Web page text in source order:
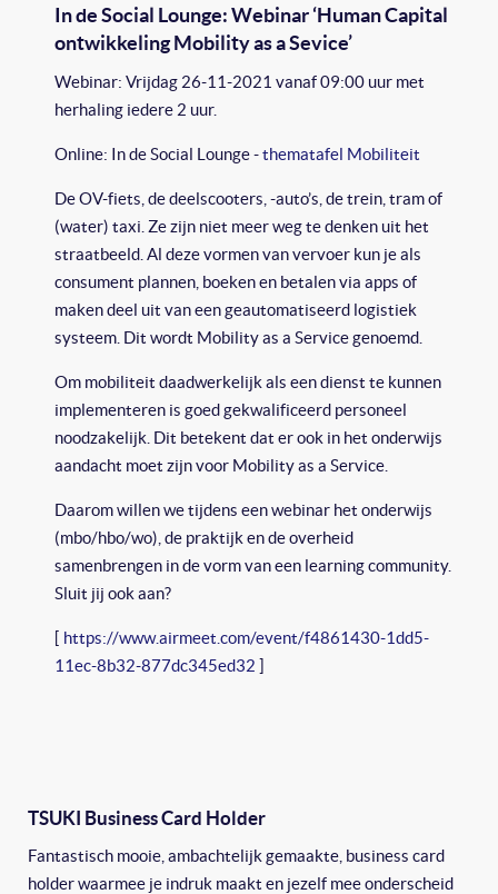
In de Social Lounge: Webinar ‘Human Capital
ontwikkeling Mobility as a Sevice’
Webinar: Vrijdag 26-11-2021 vanaf 09:00 uur met
herhaling iedere 2 uur.
Online: In de Social Lounge -thematafel Mobiliteit
De OV-fiets, de deelscooters, -auto’s, de trein, tram of
(water) taxi. Ze zijn niet meer weg te denken uit het
straatbeeld. Al deze vormen van vervoer kun je als
consument plannen, boeken en betalen via apps of
maken deel uit van een geautomatiseerd logistiek
systeem. Dit wordt Mobility as a Service genoemd.
Om mobiliteit daadwerkelijk als een dienst te kunnen
implementeren is goed gekwalificeerd personeel
noodzakelijk. Dit betekent dat er ook in het onderwijs
aandacht moet zijn voor Mobility as a Service.
Daarom willen we tijdens een webinar het onderwijs
(mbo/hbo/wo), de praktijk en de overheid
samenbrengen in de vorm van een learning community.
Sluit jij ook aan?
[ https://www.airmeet.com/event/f4861430-1dd5-
11ec-8b32-877dc345ed32 ]
TSUKI Business Card Holder
Fantastisch mooie, ambachtelijk gemaakte, business card
holder waarmee je indruk maakt en jezelf mee onderscheid